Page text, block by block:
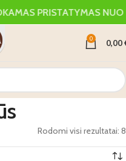
PRISTATYMAS NUO
0 0,00
Rodomi visi rezultatai: 8